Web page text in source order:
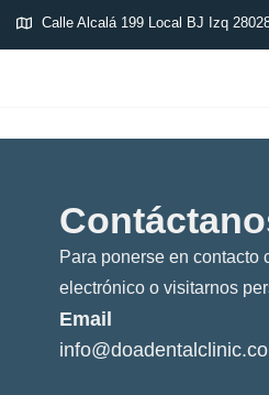
Calle Alcalá 199 Local BJ Izq
Para ponerse en contacto
electrónico o visitarnos
Email